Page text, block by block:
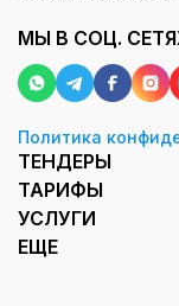
МЫ В СОЦ.
Политика
ТЕНДЕРЫ
ТАРИФЫ
УСЛУГИ
ЕЩЕ